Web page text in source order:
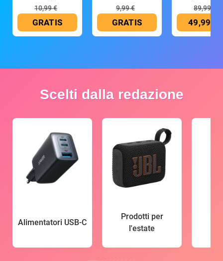
10,99 €
GRATIS
9,99 €
GRATIS
89,99 €
49,99 €
Scelti dalla redazione
Alimentatori USB-C
Prodotti per
l'estate